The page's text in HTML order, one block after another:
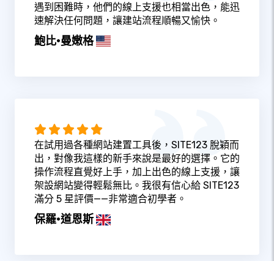
遇到困難時，他們的線上支援也相當出色，能迅
速解決任何問題，讓建站流程順暢又愉快。
鮑比·曼嫩格
在試用過各種網站建置工具後，SITE123 脫穎而
出，對像我這樣的新手來說是最好的選擇。它的
操作流程直覺好上手，加上出色的線上支援，讓
架設網站變得輕鬆無比。我很有信心給 SITE123
滿分 5 星評價——非常適合初學者。
保羅·道恩斯